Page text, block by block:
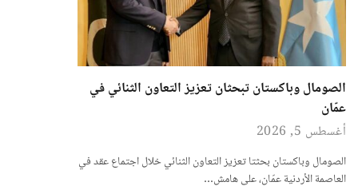
الصومال وباكستان تبحثان تعزيز التعاون الثنائي في
عمّان
أغسطس 5, 2026
الصومال وباكستان بحثتا تعزيز التعاون الثنائي خلال اجتماع عقد في
العاصمة الأردنية عمّان، على هامش…